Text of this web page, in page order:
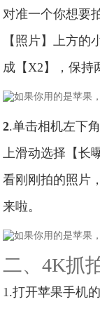
对准一个你想要
【照片】上方
成【X2】，保持
2.单击相机左下
上滑动选择【长
看刚刚拍的照片
来啦。
二、4K抓
1.打开苹果手机